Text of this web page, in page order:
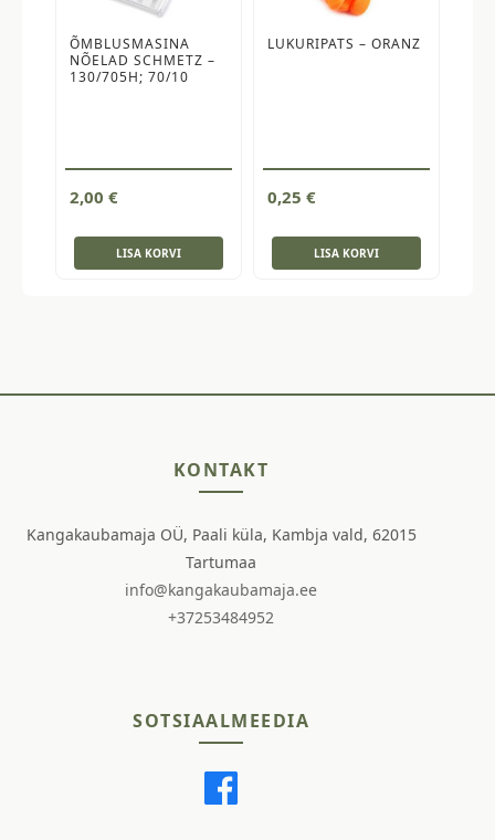
ÕMBLUSMASINA
NÕELAD SCHMETZ –
130/705H; 70/10
2,00 €
LISA KORVI
LUKURIPATS – ORANZ
0,25 €
LISA KORVI
KONTAKT
Kangakaubamaja OÜ, Paali küla, Kambja vald, 62015
Tartumaa
info@kangakaubamaja.ee
+37253484952
SOTSIAALMEEDIA